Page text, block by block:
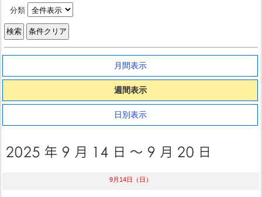
分類
月間表示
週間表示
日別表示
9月14日（日）